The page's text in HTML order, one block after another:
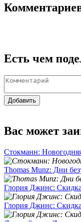
Есть чем
Добавить
Вас может
Стокманн:
Thomas Munz: Дни
Глория Джинс:
Глория Джинс: